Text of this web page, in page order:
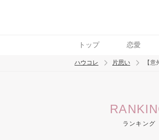
トップ 恋愛
トレンド ワード
ハウコレ 片思い 【
ランキング